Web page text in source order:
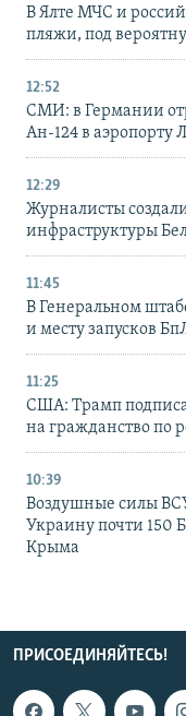
В Ялте МЧС и
пляжи, под
12:52
СМИ: в Германии
Ан-124 в аэропорту
12:29
Журналисты
инфраструктуры
11:45
В Генеральном
и месту запусков
11:25
США: Трамп
на гражданство по
10:39
Воздушные силы
Украину почти 150
Крыма
ПРИСОЕДИНЯЙТЕСЬ!